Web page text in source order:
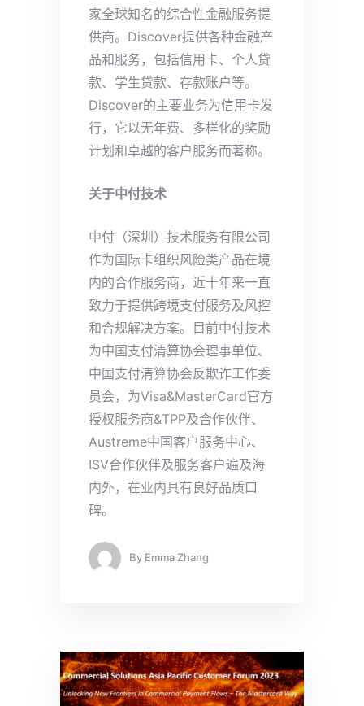
家全球知名的综合性金融服务提
供商。Discover提供各种金融产
品和服务，包括信用卡、个人贷
款、学生贷款、存款账户等。
Discover的主要业务为信用卡发
行，它以无年费、多样化的奖励
计划和卓越的客户服务而著称。
关于中付技术
中付（深圳）技术服务有限公司
作为国际卡组织风险类产品在境
内的合作服务商，近十年来一直
致力于提供跨境支付服务及风控
和合规解决方案。目前中付技术
为中国支付清算协会理事单位、
中国支付清算协会反欺诈工作委
员会，为Visa&MasterCard官方
授权服务商&TPP及合作伙伴、
Austreme中国客户服务中心、
ISV合作伙伴及服务客户遍及海
内外，在业内具有良好品质口
碑。
By Emma Zhang